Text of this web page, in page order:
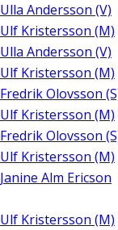
Ulla Andersson (V)
Ulf Kristersson (M)
Ulla Andersson (V)
Ulf Kristersson (M)
Fredrik Olovsson
Ulf Kristersson (M)
Fredrik Olovsson
Ulf Kristersson (M)
Janine Alm Ericson
Ulf Kristersson (M)